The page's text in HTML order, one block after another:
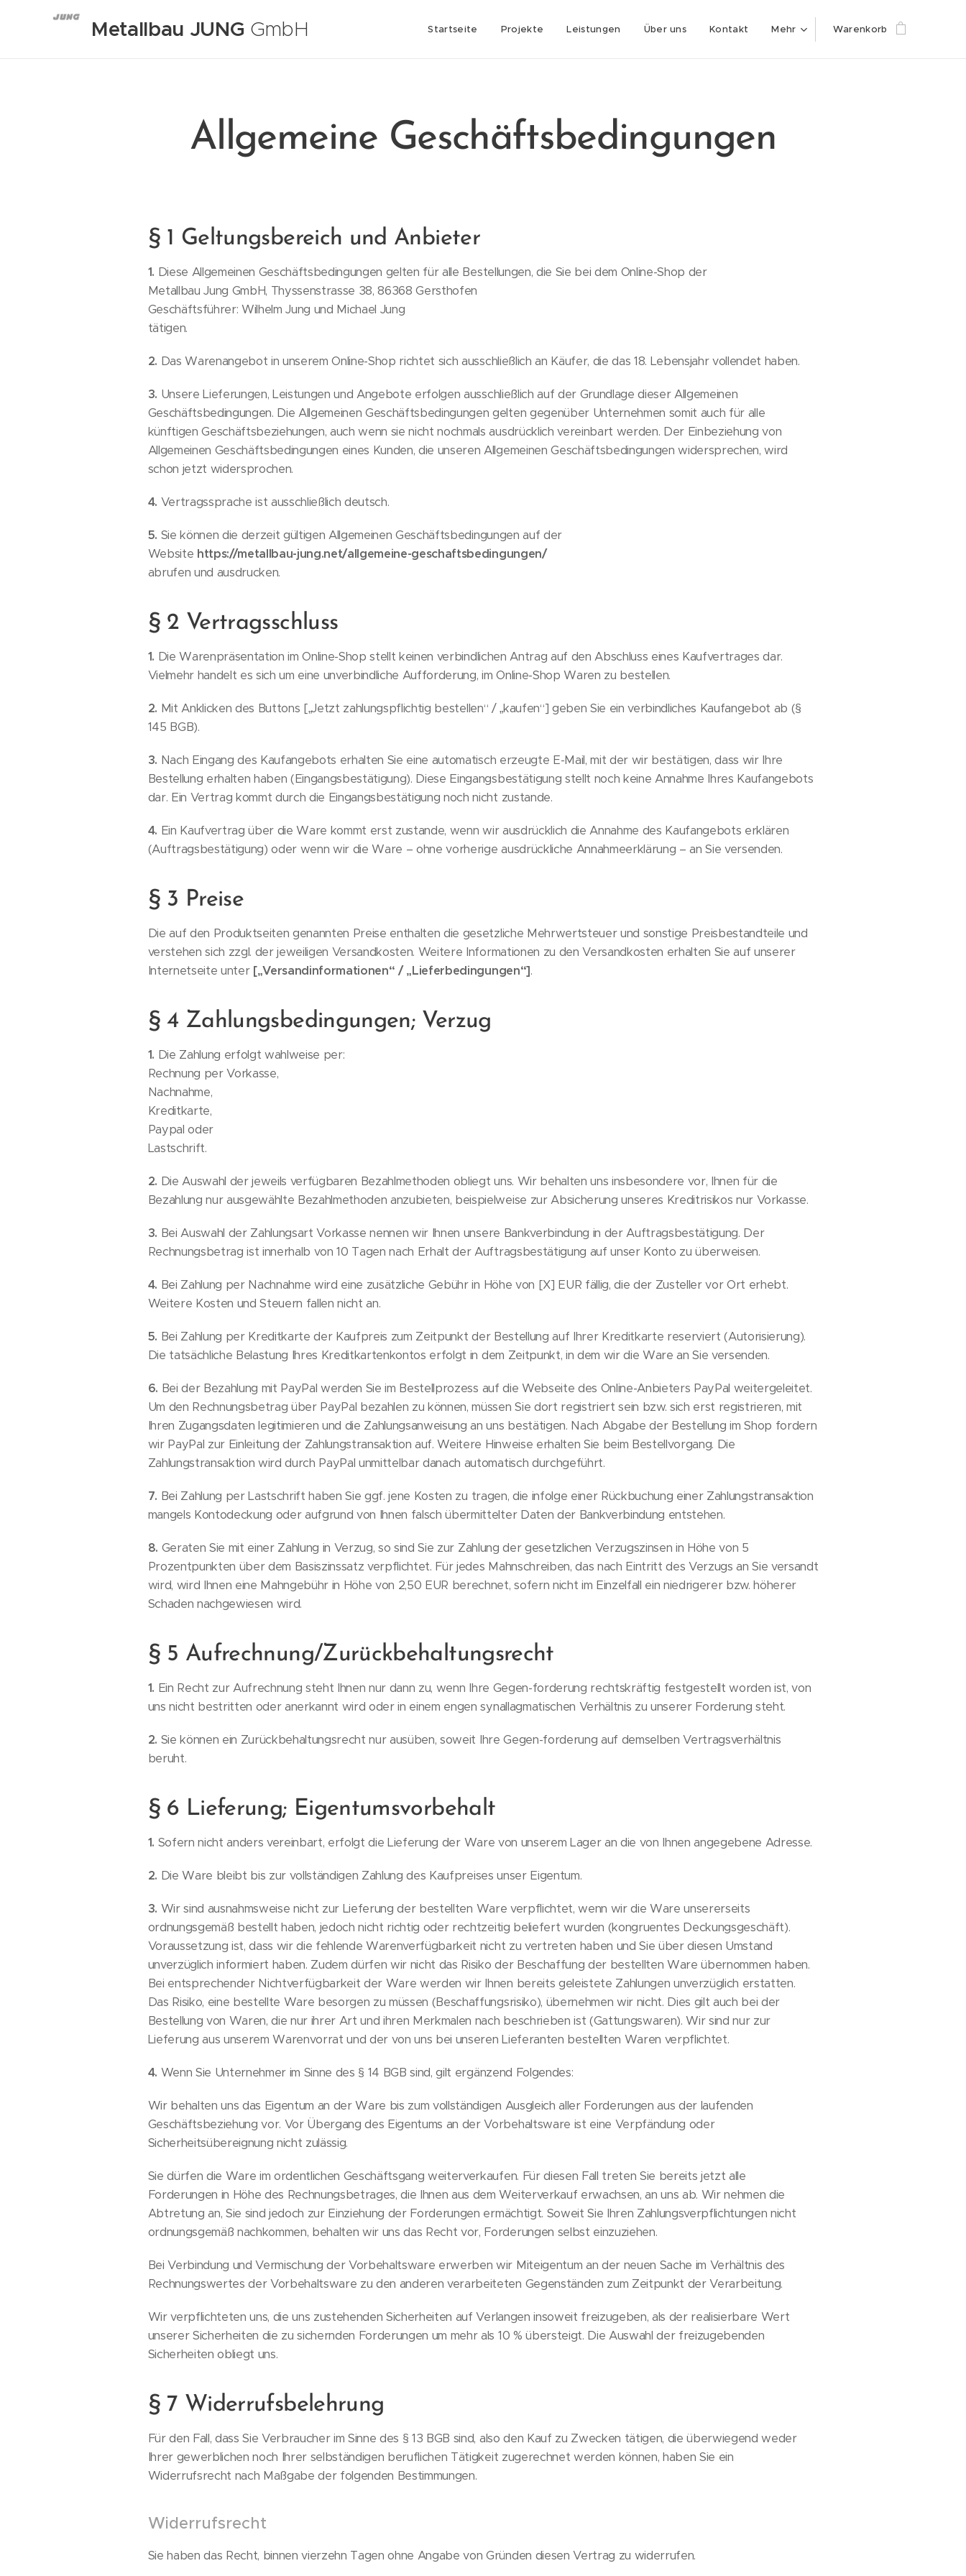
Metallbau JUNG GmbH Startseite Projekte Leistungen Über uns Kontakt Mehr Warenkorb
Allgemeine Geschäftsbedingungen
§ 1 Geltungsbereich und Anbieter
1. Diese Allgemeinen Geschäftsbedingungen gelten für alle Bestellungen, die Sie bei dem Online-Shop der
Metallbau Jung GmbH, Thyssenstrasse 38, 86368 Gersthofen
Geschäftsführer: Wilhelm Jung und Michael Jung
tätigen.
2. Das Warenangebot in unserem Online-Shop richtet sich ausschließlich an Käufer, die das 18. Lebensjahr vollendet haben.
3. Unsere Lieferungen, Leistungen und Angebote erfolgen ausschließlich auf der Grundlage dieser Allgemeinen
Geschäftsbedingungen. Die Allgemeinen Geschäftsbedingungen gelten gegenüber Unternehmen somit auch für alle
künftigen Geschäftsbeziehungen, auch wenn sie nicht nochmals ausdrücklich vereinbart werden. Der Einbeziehung von
Allgemeinen Geschäftsbedingungen eines Kunden, die unseren Allgemeinen Geschäftsbedingungen widersprechen, wird
schon jetzt widersprochen.
4. Vertragssprache ist ausschließlich deutsch.
5. Sie können die derzeit gültigen Allgemeinen Geschäftsbedingungen auf der
Website https://metallbau-jung.net/allgemeine-geschaftsbedingungen/
abrufen und ausdrucken.
§ 2 Vertragsschluss
1. Die Warenpräsentation im Online-Shop stellt keinen verbindlichen Antrag auf den Abschluss eines Kaufvertrages dar.
Vielmehr handelt es sich um eine unverbindliche Aufforderung, im Online-Shop Waren zu bestellen.
2. Mit Anklicken des Buttons [„Jetzt zahlungspflichtig bestellen“ / „kaufen“] geben Sie ein verbindliches Kaufangebot ab (§
145 BGB).
3. Nach Eingang des Kaufangebots erhalten Sie eine automatisch erzeugte E-Mail, mit der wir bestätigen, dass wir Ihre
Bestellung erhalten haben (Eingangsbestätigung). Diese Eingangsbestätigung stellt noch keine Annahme Ihres Kaufangebots
dar. Ein Vertrag kommt durch die Eingangsbestätigung noch nicht zustande.
4. Ein Kaufvertrag über die Ware kommt erst zustande, wenn wir ausdrücklich die Annahme des Kaufangebots erklären
(Auftragsbestätigung) oder wenn wir die Ware – ohne vorherige ausdrückliche Annahmeerklärung – an Sie versenden.
§ 3 Preise
Die auf den Produktseiten genannten Preise enthalten die gesetzliche Mehrwertsteuer und sonstige Preisbestandteile und
verstehen sich zzgl. der jeweiligen Versandkosten. Weitere Informationen zu den Versandkosten erhalten Sie auf unserer
Internetseite unter [„Versandinformationen“ / „Lieferbedingungen“].
§ 4 Zahlungsbedingungen; Verzug
1. Die Zahlung erfolgt wahlweise per:
Rechnung per Vorkasse,
Nachnahme,
Kreditkarte,
Paypal oder
Lastschrift.
2. Die Auswahl der jeweils verfügbaren Bezahlmethoden obliegt uns. Wir behalten uns insbesondere vor, Ihnen für die
Bezahlung nur ausgewählte Bezahlmethoden anzubieten, beispielweise zur Absicherung unseres Kreditrisikos nur Vorkasse.
3. Bei Auswahl der Zahlungsart Vorkasse nennen wir Ihnen unsere Bankverbindung in der Auftragsbestätigung. Der
Rechnungsbetrag ist innerhalb von 10 Tagen nach Erhalt der Auftragsbestätigung auf unser Konto zu überweisen.
4. Bei Zahlung per Nachnahme wird eine zusätzliche Gebühr in Höhe von [X] EUR fällig, die der Zusteller vor Ort erhebt.
Weitere Kosten und Steuern fallen nicht an.
5. Bei Zahlung per Kreditkarte der Kaufpreis zum Zeitpunkt der Bestellung auf Ihrer Kreditkarte reserviert (Autorisierung).
Die tatsächliche Belastung Ihres Kreditkartenkontos erfolgt in dem Zeitpunkt, in dem wir die Ware an Sie versenden.
6. Bei der Bezahlung mit PayPal werden Sie im Bestellprozess auf die Webseite des Online-Anbieters PayPal weitergeleitet.
Um den Rechnungsbetrag über PayPal bezahlen zu können, müssen Sie dort registriert sein bzw. sich erst registrieren, mit
Ihren Zugangsdaten legitimieren und die Zahlungsanweisung an uns bestätigen. Nach Abgabe der Bestellung im Shop fordern
wir PayPal zur Einleitung der Zahlungstransaktion auf. Weitere Hinweise erhalten Sie beim Bestellvorgang. Die
Zahlungstransaktion wird durch PayPal unmittelbar danach automatisch durchgeführt.
7. Bei Zahlung per Lastschrift haben Sie ggf. jene Kosten zu tragen, die infolge einer Rückbuchung einer Zahlungstransaktion
mangels Kontodeckung oder aufgrund von Ihnen falsch übermittelter Daten der Bankverbindung entstehen.
8. Geraten Sie mit einer Zahlung in Verzug, so sind Sie zur Zahlung der gesetzlichen Verzugszinsen in Höhe von 5
Prozentpunkten über dem Basiszinssatz verpflichtet. Für jedes Mahnschreiben, das nach Eintritt des Verzugs an Sie versandt
wird, wird Ihnen eine Mahngebühr in Höhe von 2,50 EUR berechnet, sofern nicht im Einzelfall ein niedrigerer bzw. höherer
Schaden nachgewiesen wird.
§ 5 Aufrechnung/Zurückbehaltungsrecht
1. Ein Recht zur Aufrechnung steht Ihnen nur dann zu, wenn Ihre Gegen-forderung rechtskräftig festgestellt worden ist, von
uns nicht bestritten oder anerkannt wird oder in einem engen synallagmatischen Verhältnis zu unserer Forderung steht.
2. Sie können ein Zurückbehaltungsrecht nur ausüben, soweit Ihre Gegen-forderung auf demselben Vertragsverhältnis
beruht.
§ 6 Lieferung; Eigentumsvorbehalt
1. Sofern nicht anders vereinbart, erfolgt die Lieferung der Ware von unserem Lager an die von Ihnen angegebene Adresse.
2. Die Ware bleibt bis zur vollständigen Zahlung des Kaufpreises unser Eigentum.
3. Wir sind ausnahmsweise nicht zur Lieferung der bestellten Ware verpflichtet, wenn wir die Ware unsererseits
ordnungsgemäß bestellt haben, jedoch nicht richtig oder rechtzeitig beliefert wurden (kongruentes Deckungsgeschäft).
Voraussetzung ist, dass wir die fehlende Warenverfügbarkeit nicht zu vertreten haben und Sie über diesen Umstand
unverzüglich informiert haben. Zudem dürfen wir nicht das Risiko der Beschaffung der bestellten Ware übernommen haben.
Bei entsprechender Nichtverfügbarkeit der Ware werden wir Ihnen bereits geleistete Zahlungen unverzüglich erstatten.
Das Risiko, eine bestellte Ware besorgen zu müssen (Beschaffungsrisiko), übernehmen wir nicht. Dies gilt auch bei der
Bestellung von Waren, die nur ihrer Art und ihren Merkmalen nach beschrieben ist (Gattungswaren). Wir sind nur zur
Lieferung aus unserem Warenvorrat und der von uns bei unseren Lieferanten bestellten Waren verpflichtet.
4. Wenn Sie Unternehmer im Sinne des § 14 BGB sind, gilt ergänzend Folgendes:
Wir behalten uns das Eigentum an der Ware bis zum vollständigen Ausgleich aller Forderungen aus der laufenden
Geschäftsbeziehung vor. Vor Übergang des Eigentums an der Vorbehaltsware ist eine Verpfändung oder
Sicherheitsübereignung nicht zulässig.
Sie dürfen die Ware im ordentlichen Geschäftsgang weiterverkaufen. Für diesen Fall treten Sie bereits jetzt alle
Forderungen in Höhe des Rechnungsbetrages, die Ihnen aus dem Weiterverkauf erwachsen, an uns ab. Wir nehmen die
Abtretung an, Sie sind jedoch zur Einziehung der Forderungen ermächtigt. Soweit Sie Ihren Zahlungsverpflichtungen nicht
ordnungsgemäß nachkommen, behalten wir uns das Recht vor, Forderungen selbst einzuziehen.
Bei Verbindung und Vermischung der Vorbehaltsware erwerben wir Miteigentum an der neuen Sache im Verhältnis des
Rechnungswertes der Vorbehaltsware zu den anderen verarbeiteten Gegenständen zum Zeitpunkt der Verarbeitung.
Wir verpflichteten uns, die uns zustehenden Sicherheiten auf Verlangen insoweit freizugeben, als der realisierbare Wert
unserer Sicherheiten die zu sichernden Forderungen um mehr als 10 % übersteigt. Die Auswahl der freizugebenden
Sicherheiten obliegt uns.
§ 7 Widerrufsbelehrung
Für den Fall, dass Sie Verbraucher im Sinne des § 13 BGB sind, also den Kauf zu Zwecken tätigen, die überwiegend weder
Ihrer gewerblichen noch Ihrer selbständigen beruflichen Tätigkeit zugerechnet werden können, haben Sie ein
Widerrufsrecht nach Maßgabe der folgenden Bestimmungen.
Widerrufsrecht
Sie haben das Recht, binnen vierzehn Tagen ohne Angabe von Gründen diesen Vertrag zu widerrufen.